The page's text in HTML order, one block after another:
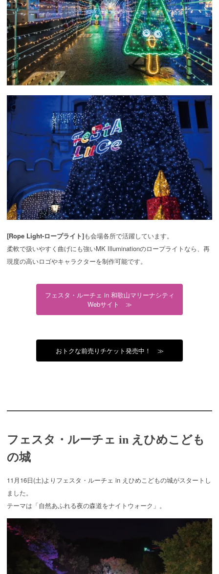
[Rope Light-ロープライト]も会場各所で活躍しています。
柔軟で扱いやすく曲げにも強いMK Illuminationのロープライトなら、再
現度の高いロゴやキャラクターを制作可能です。
フェスタ・ルーチェ in 和歌山マリーナシティ
Webサイト ≫
おトクな前売りチケット発売中！ ≫
フェスタ・ルーチェ in えひめこども
の城
11月16日(土)よりフェスタ・ルーチェ in えひめこどもの城がスタートし
ました。
テーマは「自然あふれる夜の森道をナイトウォーク」。